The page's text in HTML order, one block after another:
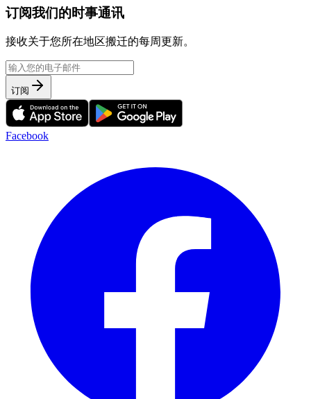
订阅我们的时事通讯
接收关于您所在地区搬迁的每周更新。
订阅
Facebook